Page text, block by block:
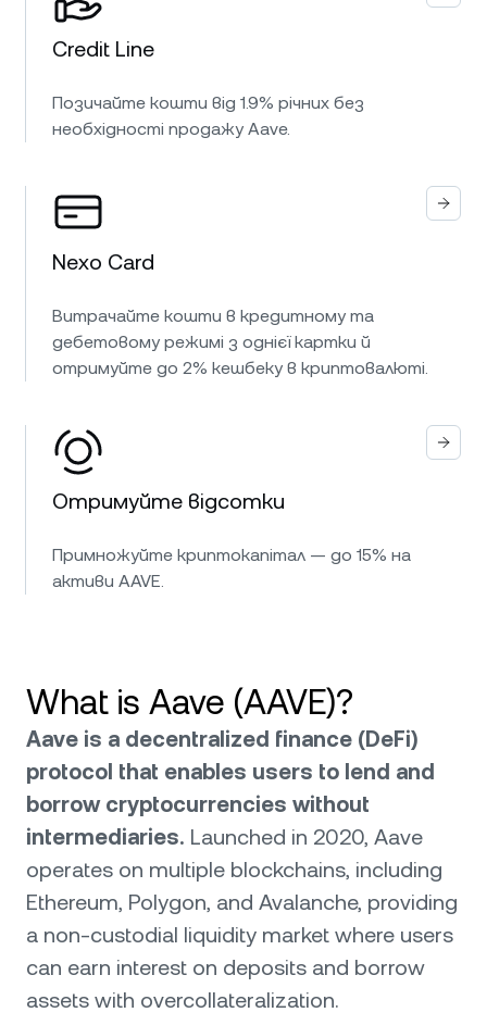
Credit Line
Позичайте кошти від 1.9% річних без
необхідності продажу Aave.
Nexo Card
Витрачайте кошти в кредитному та
дебетовому режимі з однієї картки й
отримуйте до 2% кешбеку в криптовалюті.
Отримуйте відсотки
Примножуйте криптокапітал — до 15% на
активи AAVE.
What is Aave (AAVE)?
Aave is a decentralized finance (DeFi)
protocol that enables users to lend and
borrow cryptocurrencies without
intermediaries. Launched in 2020, Aave
operates on multiple blockchains, including
Ethereum, Polygon, and Avalanche, providing
a non-custodial liquidity market where users
can earn interest on deposits and borrow
assets with overcollateralization.